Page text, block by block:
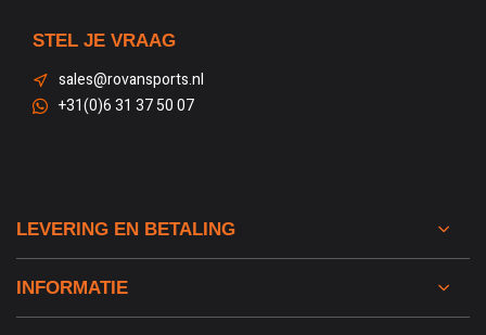
STEL JE VRAAG
sales@rovansports.nl
+31(0)6 31 37 50 07
LEVERING EN BETALING
INFORMATIE